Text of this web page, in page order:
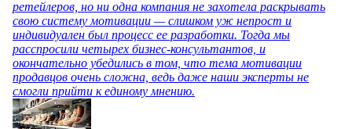
ретейлеров, но ни одна компания не захотела раскрывать
свою систему мотивации — слишком уж непрост и
индивидуален был процесс ее разработки. Тогда мы
расспросили четырех бизнес-консультантов, и
окончательно убедились в том, что тема мотивации
продавцов очень сложна, ведь даже наши эксперты не
смогли прийти к единому мнению.